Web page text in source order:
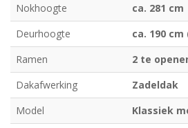
Nokhoogte
ca. 281 cm
Deurhoogte
ca. 190
Ramen
2 te
Dakafwerking
Zadeldak
Model
Klassiek